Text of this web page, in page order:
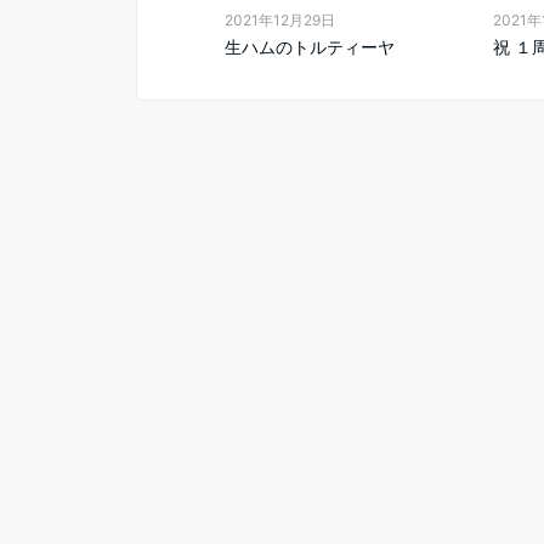
2021年12月29日
生ハムのトルティーヤ
2021年
祝 １